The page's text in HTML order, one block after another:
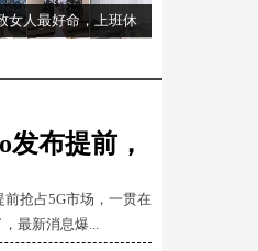
女人最好命，上班休
布提前，
抢占5G市场，一贯在
最新消息爆...